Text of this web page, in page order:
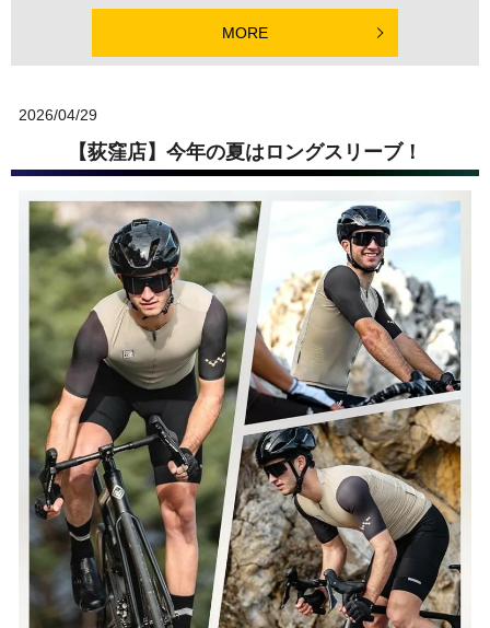
MORE
2026/04/29
【荻窪店】今年の夏はロングスリーブ！